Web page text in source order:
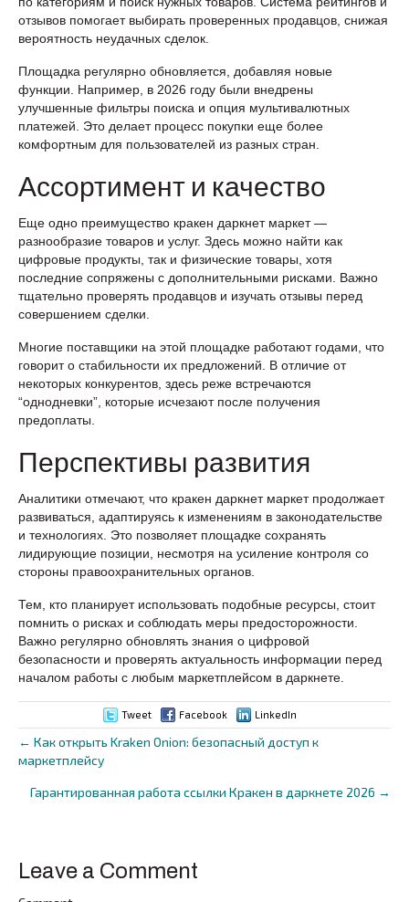
отзывов помогает выбирать проверенных продавцов, снижая
вероятность неудачных сделок.
Площадка регулярно обновляется, добавляя новые
функции. Например, в 2026 году были внедрены
улучшенные фильтры поиска и опция мультивалютных
платежей. Это делает процесс покупки еще более
комфортным для пользователей из разных стран.
Ассортимент и качество
Еще одно преимущество кракен даркнет маркет —
разнообразие товаров и услуг. Здесь можно найти как
цифровые продукты, так и физические товары, хотя
последние сопряжены с дополнительными рисками. Важно
тщательно проверять продавцов и изучать отзывы перед
совершением сделки.
Многие поставщики на этой площадке работают годами, что
говорит о стабильности их предложений. В отличие от
некоторых конкурентов, здесь реже встречаются
“однодневки”, которые исчезают после получения
предоплаты.
Перспективы развития
Аналитики отмечают, что кракен даркнет маркет продолжает
развиваться, адаптируясь к изменениям в законодательстве
и технологиях. Это позволяет площадке сохранять
лидирующие позиции, несмотря на усиление контроля со
стороны правоохранительных органов.
Тем, кто планирует использовать подобные ресурсы, стоит
помнить о рисках и соблюдать меры предосторожности.
Важно регулярно обновлять знания о цифровой
безопасности и проверять актуальность информации перед
началом работы с любым маркетплейсом в даркнете.
Tweet Facebook LinkedIn
Posts
navigation
← Как открыть Kraken Onion: безопасный доступ к
маркетплейсу
Гарантированная работа ссылки Кракен в даркнете 2026 →
Leave a Comment